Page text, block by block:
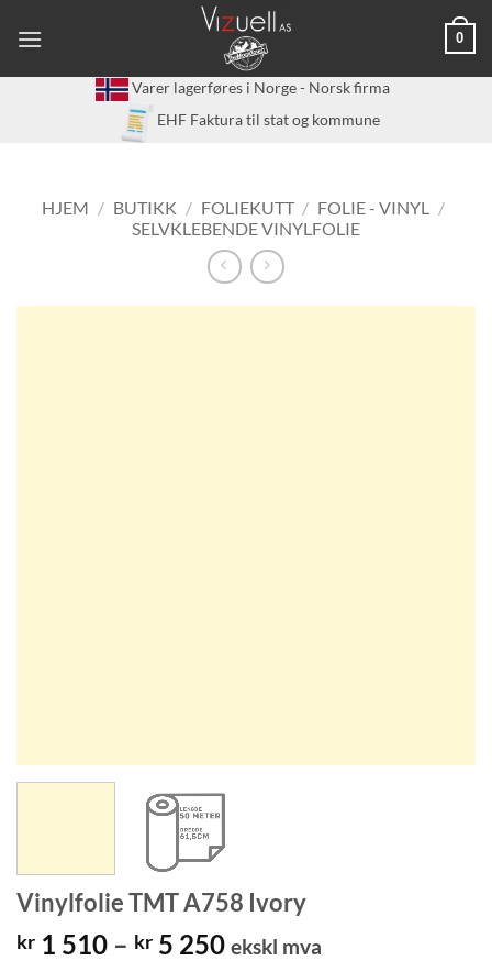
0
Varer lagerføres i Norge - Norsk firma
EHF Faktura til stat og kommune
HJEM / BUTIKK / FOLIEKUTT / FOLIE - VINYL
/
SELVKLEBENDE VINYLFOLIE
Vinylfolie TMT A758 Ivory
kr 1 510 – kr 5 250Prisområde:
ekskl mva